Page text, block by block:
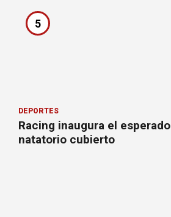
5
DEPORTES
Racing inaugura el esperado
natatorio cubierto